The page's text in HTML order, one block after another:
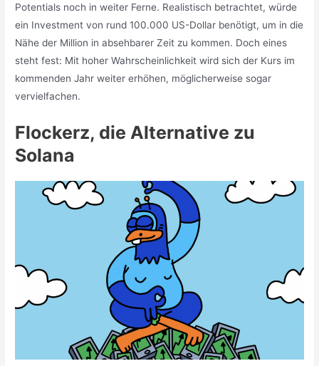
Potentials noch in weiter Ferne. Realistisch betrachtet, würde
ein Investment von rund 100.000 US-Dollar benötigt, um in die
Nähe der Million in absehbarer Zeit zu kommen. Doch eines
steht fest: Mit hoher Wahrscheinlichkeit wird sich der Kurs im
kommenden Jahr weiter erhöhen, möglicherweise sogar
vervielfachen.
Flockerz, die Alternative zu
Solana